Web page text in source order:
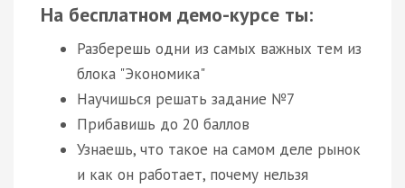
На бесплатном демо-курсе ты:
Разберешь одни из самых важных тем из
блока "Экономика"
Научишься решать задание №7
Прибавишь до 20 баллов
Узнаешь, что такое на самом деле рынок
и как он работает, почему нельзя